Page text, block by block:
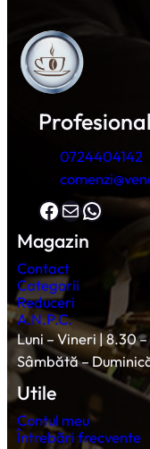
0724404142
Facebook Mail WhatsApp
Magazin
Contact
Categorii
Reduceri
A.N.P.C.
Luni – Vineri | 8.30
Sâmbătă –
Utile
Contul meu
Întrebări frecvente